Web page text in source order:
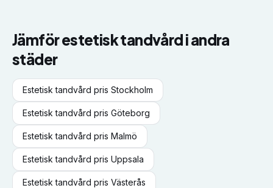
Jämförestetisk tandvårdi andra
städer
Estetisk tandvård pris Stockholm
Estetisk tandvård pris Göteborg
Estetisk tandvård pris Malmö
Estetisk tandvård pris Uppsala
Estetisk tandvård pris Västerås